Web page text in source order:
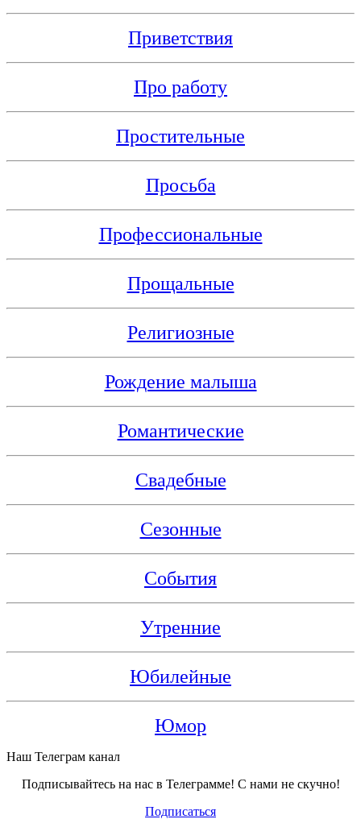
Приветствия
Про работу
Простительные
Просьба
Профессиональные
Прощальные
Религиозные
Рождение малыша
Романтические
Свадебные
Сезонные
События
Утренние
Юбилейные
Юмор
Наш Телеграм канал
Подписывайтесь на нас в Телеграмме! С нами не скучно!
Подписаться